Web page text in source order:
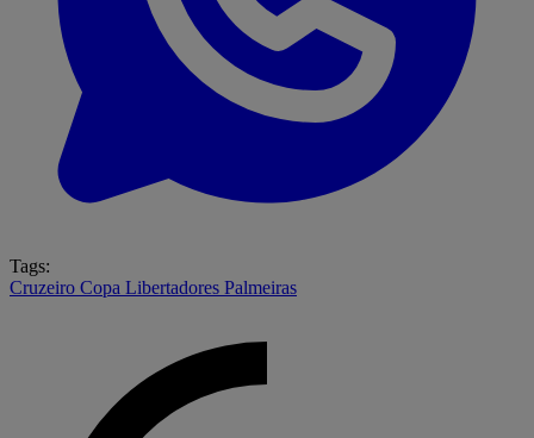
Tags:
Cruzeiro Copa Libertadores Palmeiras